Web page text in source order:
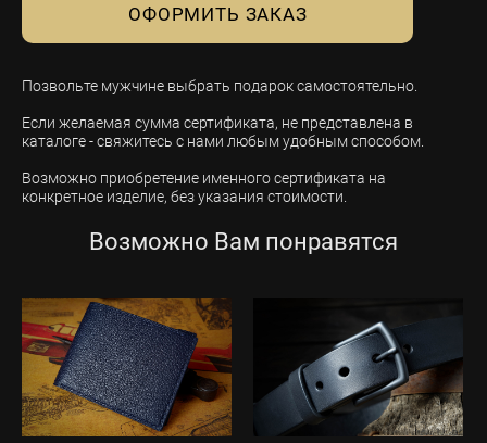
ОФОРМИТЬ ЗАКАЗ
Позвольте мужчине выбрать подарок самостоятельно.
Если желаемая сумма сертификата, не представлена в
каталоге - свяжитесь с нами любым удобным способом.
Возможно приобретение именного сертификата на
конкретное изделие, без указания стоимости.
Возможно Вам понравятся